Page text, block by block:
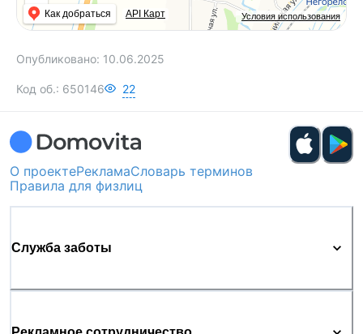
Условия использования
Как добраться API Карт
Опубликовано: 10.06.2025
Код об.: 650146 22
О проектеРекламаСловарь терминов
Правила для физлиц
Служба заботы